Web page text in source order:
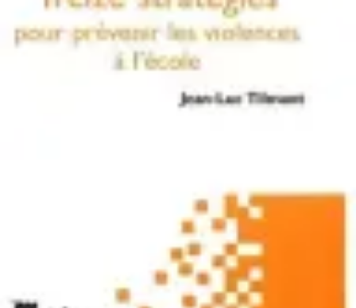
Plan Finance Perspective
Planification FinancièreStratégies FinancièresPlanification
FinancierÉvaluation et AjustementÉvaluation et Ajustement du Plan